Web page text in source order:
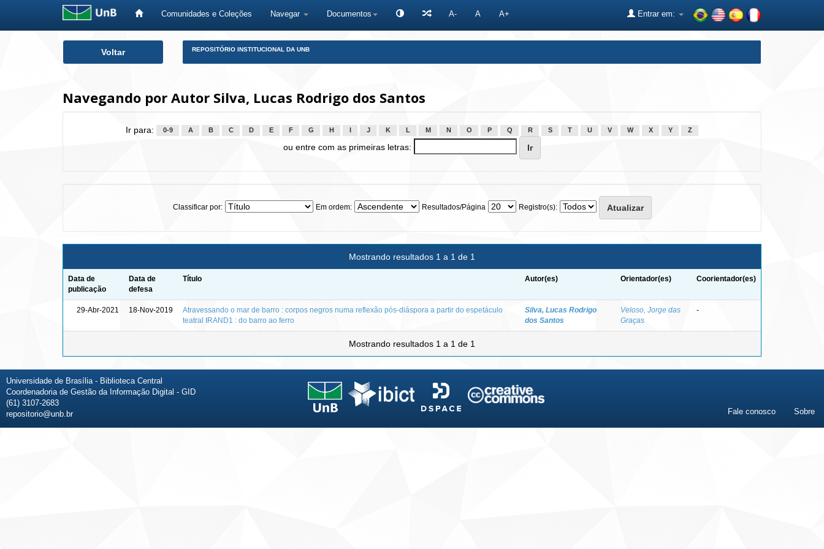
Comunidades e Coleções Navegar Documentos A- A A+ Entrar em:
Voltar REPOSITÓRIO INSTITUCIONAL DA UNB
Navegando por Autor Silva, Lucas Rodrigo dos Santos
Ir para: 0-9 A B C D E F G H J K L M N O P Q R S T U V W X Y Z
ou entre com as primeiras letras:
Classificar por: Em ordem: Resultados/Página Registro(s):
Mostrando resultados 1 a 1 de 1
Data de
publicação
Data de
defesa
Título Autor(es) Orientador(es) Coorientador(es)
29-Abr-2021 18-Nov-2019
Atravessando o mar de barro : corpos negros numa reflexão pós-diáspora a partir do espetáculo
teatral IRAND1 : do barro ao ferro
Silva, Lucas Rodrigo
dos Santos
Veloso, Jorge das
Graças
-
Mostrando resultados 1 a 1 de 1
Universidade de Brasília - Biblioteca Central
Coordenadoria de Gestão da Informação Digital - GID
(61) 3107-2683
repositorio@unb.br
Fale conosco Sobre